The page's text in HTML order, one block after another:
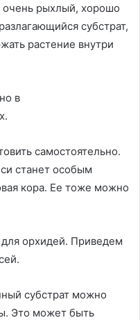
рыхлый, хорошо
субстрат,
растение внутри
в
самостоятельно.
станет особым
кора. Ее тоже можно
для орхидей. Приведем
субстрат можно
Это может быть